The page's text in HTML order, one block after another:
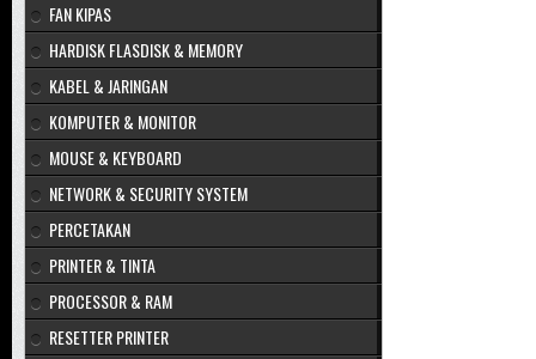
FAN KIPAS
HARDISK FLASDISK & MEMORY
KABEL & JARINGAN
KOMPUTER & MONITOR
MOUSE & KEYBOARD
NETWORK & SECURITY SYSTEM
PERCETAKAN
PRINTER & TINTA
PROCESSOR & RAM
RESETTER PRINTER